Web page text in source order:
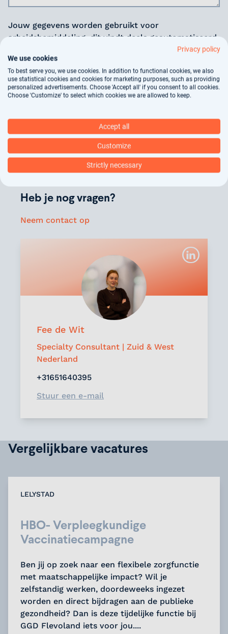
Jouw gegevens worden gebruikt voor
arbeidsbemiddeling, dit vindt deels geautomatiseerd
kun je nalezen hoe
wij jouw gegevens verwerken.
Verstuur
Deel onze vacature
LinkedIn
Heb je nog vragen?
Neem contact op
Fee de Wit
Specialty Consultant | Zuid & West
Nederland
+31651640395
Stuur een e-mail
Vergelijkbare vacatures
LELYSTAD
HBO- Verpleegkundige
Vaccinatiecampagne
Ben jij op zoek naar een flexibele zorgfunctie
met maatschappelijke impact? Wil je
zelfstandig werken, doordeweeks ingezet
worden en direct bijdragen aan de publieke
gezondheid? Dan is deze tijdelijke functie bij
GGD Flevoland iets voor jou....
Privacy policy
We use cookies
To best serve you, we use cookies. In addition to functional cookies, we also
use statistical cookies and cookies for marketing purposes, such as providing
personalized advertisements. Choose 'Accept all' if you consent to all cookies.
Choose 'Customize' to select which cookies we are allowed to keep.
Accept all
Customize
Strictly necessary